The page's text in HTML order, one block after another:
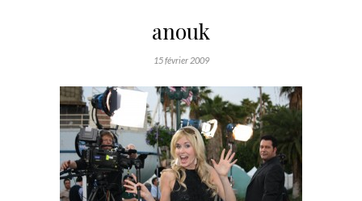
anouk
15 février 2009